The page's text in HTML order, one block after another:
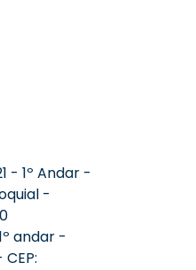
- 1º Andar -
-
andar -